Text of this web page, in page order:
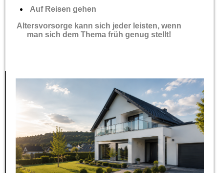
Auf Reisen gehen
Altersvorsorge kann sich jeder leisten, wenn
man sich dem Thema früh genug stellt!